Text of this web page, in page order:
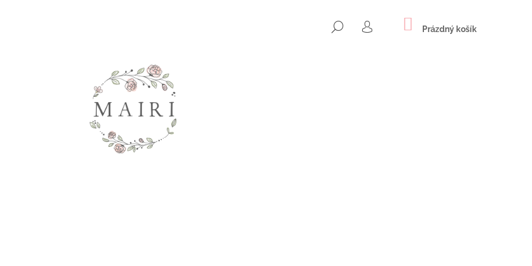
HLEDAT
PŘIHLÁŠENÍ
NÁKUPNÍ
KOŠÍK
Prázdný košík
Co potřebujete najít?
HLEDAT